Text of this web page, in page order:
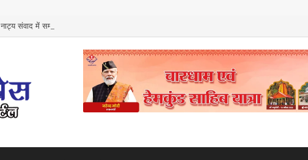
नाट्य संवाद में सम्मानित हुए वरिष्ठ नाट्य अभिनेता अरुण कुमार वर्मा